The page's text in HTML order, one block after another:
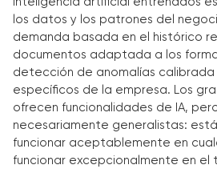
los datos y los patrones del
demanda basada en el histórico
documentos adaptada a los
detección de anomalías calibrada
específicos de la empresa. Los
ofrecen funcionalidades de IA,
necesariamente generalistas:
funcionar aceptablemente en
funcionar excepcionalmente en el